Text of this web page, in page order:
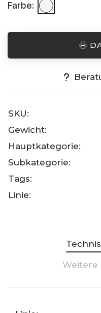
Farbe:
SKU:
Gewicht:
Hauptkategorie:
Subkategorie:
Tags:
Linie:
Weitere